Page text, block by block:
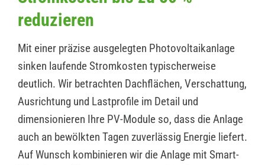
reduzieren
Mit einer präzise ausgelegten Photovoltaikanlage
sinken laufende Stromkosten typischerweise
deutlich. Wir betrachten Dachflächen, Verschattung,
Ausrichtung und Lastprofile im Detail und
dimensionieren Ihre PV-Module so, dass die Anlage
auch an bewölkten Tagen zuverlässig Energie liefert.
Auf Wunsch kombinieren wir die Anlage mit Smart-